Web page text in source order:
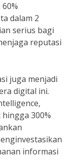
dalam 2
serius bagi
reputasi
juga menjadi
digital ini.
300%
informasi